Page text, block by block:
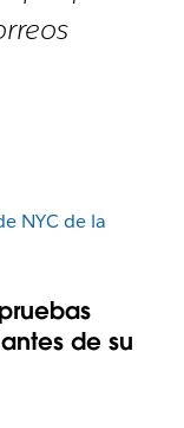
NYC de la
de su